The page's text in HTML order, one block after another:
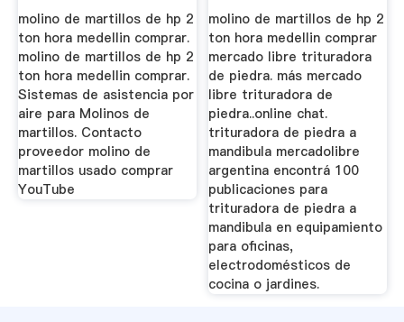
molino de martillos de hp 2
ton hora medellin comprar.
molino de martillos de hp 2
ton hora medellin comprar.
Sistemas de asistencia por
aire para Molinos de
martillos. Contacto
proveedor molino de
martillos usado comprar
YouTube
molino de martillos de hp 2
ton hora medellin comprar
mercado libre trituradora
de piedra. más mercado
libre trituradora de
piedra..online chat.
trituradora de piedra a
mandibula mercadolibre
argentina encontrá 100
publicaciones para
trituradora de piedra a
mandibula en equipamiento
para oficinas,
electrodomésticos de
cocina o jardines.